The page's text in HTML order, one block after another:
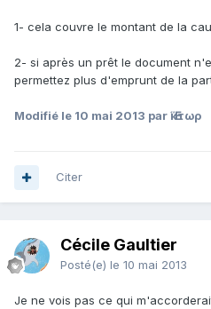
1- cela couvre le montant de la
2- si après un prêt le document
permettez plus d'emprunt de la
Modifié le 10 mai 2013 par Ἕκτωρ
Citer
Cécile Gaultier
Posté(e) le 10 mai 2013
Je ne vois pas ce qui